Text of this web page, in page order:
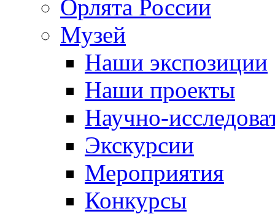
Орлята России
Музей
Наши экспозиции
Наши проекты
Научно-
Экскурсии
Мероприятия
Конкурсы